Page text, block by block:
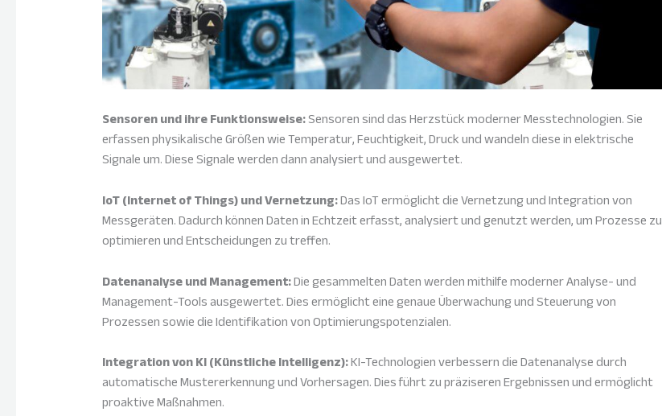
Sensoren und ihre Funktionsweise:Sensoren sind das Herzstück moderner Messtechnologien. Sie
erfassen physikalische Größen wie Temperatur, Feuchtigkeit, Druck und wandeln diese in elektrische
Signale um. Diese Signale werden dann analysiert und ausgewertet.
IoT (Internet of Things) und Vernetzung:Das IoT ermöglicht die Vernetzung und Integration von
Messgeräten. Dadurch können Daten in Echtzeit erfasst, analysiert und genutzt werden, um Prozesse zu
optimieren und Entscheidungen zu treffen.
Datenanalyse und Management:Die gesammelten Daten werden mithilfe moderner Analyse- und
Management-Tools ausgewertet. Dies ermöglicht eine genaue Überwachung und Steuerung von
Prozessen sowie die Identifikation von Optimierungspotenzialen.
Integration von KI (Künstliche Intelligenz):KI-Technologien verbessern die Datenanalyse durch
automatische Mustererkennung und Vorhersagen. Dies führt zu präziseren Ergebnissen und ermöglicht
proaktive Maßnahmen.